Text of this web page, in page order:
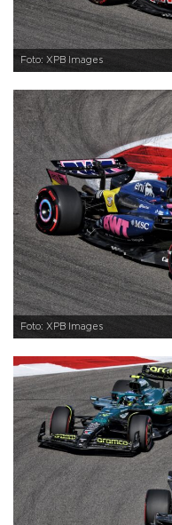
Foto: XPB Images
Foto: XPB Images